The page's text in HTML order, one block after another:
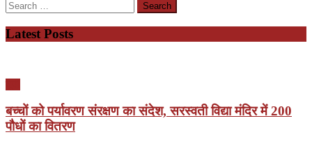
Search
for:
Latest Posts
बच्चों को पर्यावरण संरक्षण का संदेश, सरस्वती विद्या मंदिर में 200
पौधों का वितरण